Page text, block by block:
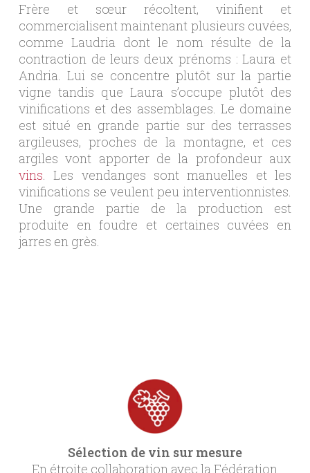
Frère et sœur récoltent, vinifient et
commercialisent maintenant plusieurs cuvées,
comme Laudria dont le nom résulte de la
contraction de leurs deux prénoms : Laura et
Andria. Lui se concentre plutôt sur la partie
vigne tandis que Laura s’occupe plutôt des
vinifications et des assemblages. Le domaine
est situé en grande partie sur des terrasses
argileuses, proches de la montagne, et ces
argiles vont apporter de la profondeur aux
vins. Les vendanges sont manuelles et les
vinifications se veulent peu interventionnistes.
Une grande partie de la production est
produite en foudre et certaines cuvées en
jarres en grès.
Sélection de vin sur mesure
En étroite collaboration avec la Fédération